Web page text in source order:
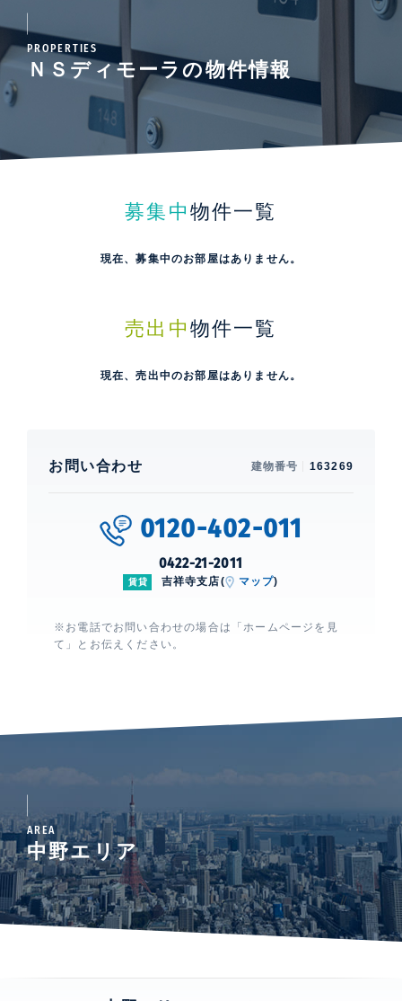
PROPERTIES
ＮＳディモーラの物件情報
募集中 物件一覧
現在、募集中のお部屋はありません。
売出中 物件一覧
現在、売出中のお部屋はありません。
お問い合わせ 建物番号 163269
0120-402-011
0422-21-2011
賃貸 吉祥寺支店( マップ)
※お電話でお問い合わせの場合は「ホームページを見
て」とお伝えください。
AREA
中野エリア